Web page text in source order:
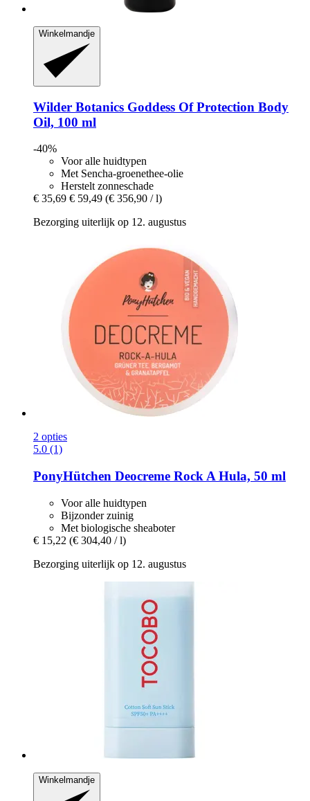
Winkelmandje
Wilder Botanics Goddess Of Protection Body
Oil, 100 ml
-40%
Voor alle huidtypen
Met Sencha-groenethee-olie
Herstelt zonneschade
€ 35,69 € 59,49 (€ 356,90 / l)
Bezorging uiterlijk op 12. augustus
2 opties
5.0 (1)
PonyHütchen Deocreme Rock A Hula, 50 ml
Voor alle huidtypen
Bijzonder zuinig
Met biologische sheaboter
€ 15,22 (€ 304,40 / l)
Bezorging uiterlijk op 12. augustus
Winkelmandje